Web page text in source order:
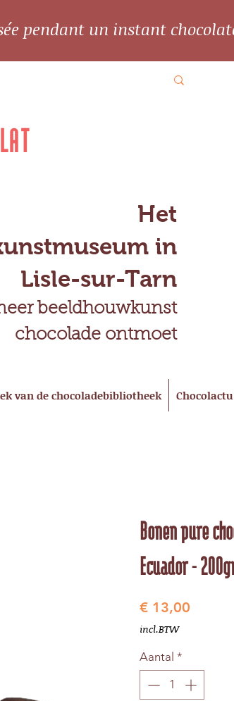
pendant un instant
Het
in
Lisle-sur-Tarn
beeldhouwkunst
chocolade ontmoet
van de chocoladebibliotheek Chocolactu
Bonen pure
Ecuador -
€ 13,00
incl.BTW
Aantal *